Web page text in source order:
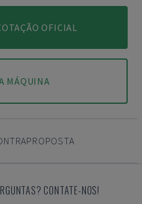
OFICIAL
MÁQUINA
CONTATE-NOS!